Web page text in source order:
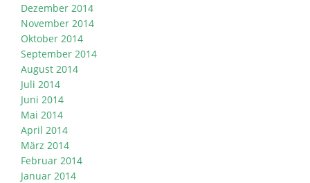
Dezember 2014
November 2014
Oktober 2014
September 2014
August 2014
Juli 2014
Juni 2014
Mai 2014
April 2014
März 2014
Februar 2014
Januar 2014